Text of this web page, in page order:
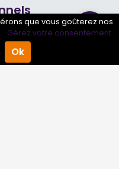
que vous goûterez nos
Gérez votre consentement
Ok